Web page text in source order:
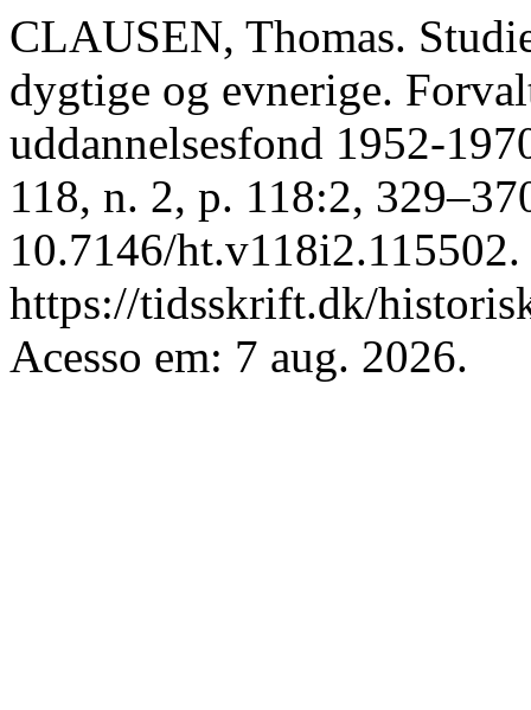
CLAUSEN, Thomas.
dygtige og evnerige.
uddannelsesfond 1952-
118, n. 2, p. 118:2,
10.7146/
https://tidsskrift.dk/
Acesso em: 7 aug. 2026.